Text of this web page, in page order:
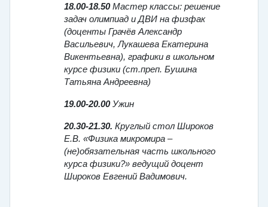
18.00-18.50Мастер классы: решение
задач олимпиад и ДВИ на физфак
(доценты Грачёв Александр
Васильевич, Лукашева Екатерина
Викентьевна), графики в школьном
курсе физики (ст.преп. Бушина
Татьяна Андреевна)
19.00-20.00Ужин
20.30-21.30. Круглый стол Широков
Е.В. «Физика микромира –
(не)обязательная часть школьного
курса физики?» ведущий доцент
Широков Евгений Вадимович.